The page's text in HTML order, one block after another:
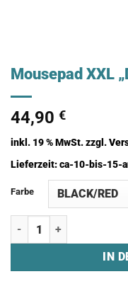
Mousepad XXL
44,90 €
inkl. 19 % MwSt.zzgl.
Lieferzeit:ca-10-bis-15-
Farbe
Mousepad XXL
IN